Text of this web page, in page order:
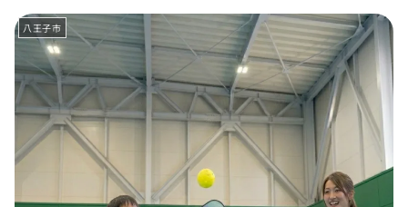
八王子市